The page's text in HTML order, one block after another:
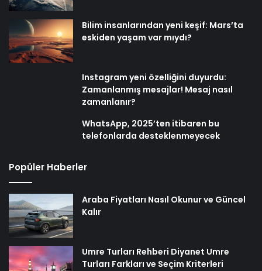
Bilim insanlarından yeni keşif: Mars’ta
eskiden yaşam var mıydı?
Instagram yeni özelliğini duyurdu:
Zamanlanmış mesajlar! Mesaj nasıl
zamanlanır?
WhatsApp, 2025’ten itibaren bu
telefonlarda desteklenmeyecek
Popüler Haberler
Araba Fiyatları Nasıl Okunur ve Güncel
Kalır
Umre Turları Rehberi Diyanet Umre
Turları Farkları ve Seçim Kriterleri